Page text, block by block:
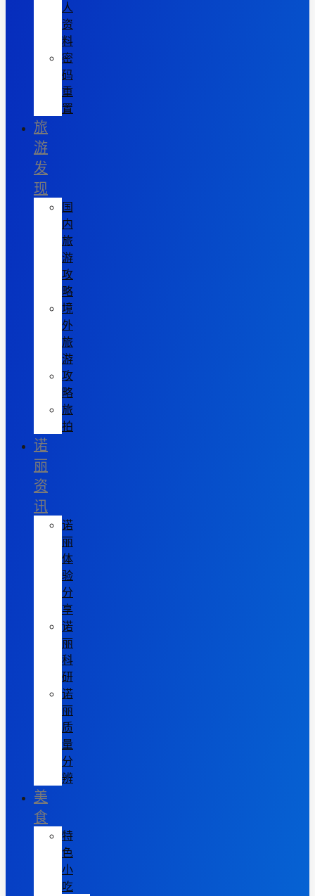
人
资
料
密
码
重
置
旅
游
发
现
国
内
旅
游
攻
略
境
外
旅
游
攻
略
旅
拍
诺
丽
资
讯
诺
丽
体
验
分
享
诺
丽
科
研
诺
丽
质
量
分
辨
美
食
特
色
小
吃